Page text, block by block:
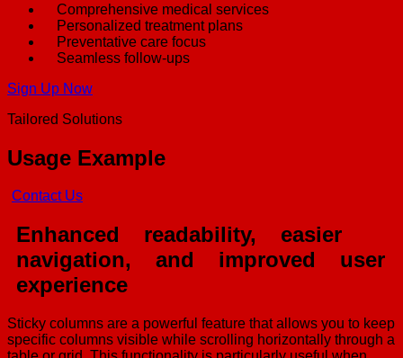
Comprehensive medical services
Personalized treatment plans
Preventative care focus
Seamless follow-ups
Sign Up Now
Tailored Solutions
Usage Example
Contact Us
Enhanced readability,
easier
navigation,
and improved
user
experience
Sticky columns are a powerful feature that allows you to keep
specific columns visible while scrolling horizontally through a